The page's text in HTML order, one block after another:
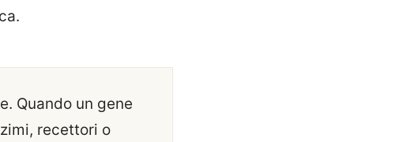
Quando un gene
recettori o